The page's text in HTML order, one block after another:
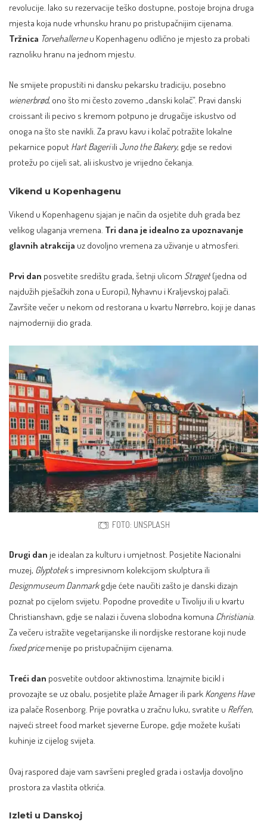
revolucije. Iako su rezervacije teško dostupne, postoje brojna druga
mjesta koja nude vrhunsku hranu po pristupačnijim cijenama.
Tržnica Torvehallerneu Kopenhagenu odlično je mjesto za probati
raznoliku hranu na jednom mjestu.
Ne smijete propustiti ni dansku pekarsku tradiciju, posebno
wienerbrød, ono što mi često zovemo „danski kolač”. Pravi danski
croissant ili pecivo s kremom potpuno je drugačije iskustvo od
onoga na što ste navikli. Za pravu kavu i kolač potražite lokalne
pekarnice poput Hart Bageriili Juno the Bakery, gdje se redovi
protežu po cijeli sat, ali iskustvo je vrijedno čekanja.
Vikend u Kopenhagenu
Vikend u Kopenhagenu sjajan je način da osjetite duh grada bez
velikog ulaganja vremena. Tri dana je idealno za upoznavanje
glavnih atrakcija uz dovoljno vremena za uživanje u atmosferi.
Prvi dan posvetite središtu grada, šetnji ulicom Strøget(jedna od
najdužih pješačkih zona u Europi), Nyhavnu i Kraljevskoj palači.
Završite večer u nekom od restorana u kvartu Nørrebro, koji je danas
najmoderniji dio grada.
FOTO: UNSPLASH
Drugi dan je idealan za kulturu i umjetnost. Posjetite Nacionalni
muzej, Glyptoteks impresivnom kolekcijom skulptura ili
Designmuseum Danmarkgdje ćete naučiti zašto je danski dizajn
poznat po cijelom svijetu. Popodne provedite u Tivoliju ili u kvartu
Christianshavn, gdje se nalazi i čuvena slobodna komuna Christiania
Za večeru istražite vegetarijanske ili nordijske restorane koji nude
fixed pricemenije po pristupačnijim cijenama.
Treći dan posvetite outdoor aktivnostima. Iznajmite bicikl i
provozajte se uz obalu, posjetite plaže Amager ili park Kongens Have
iza palače Rosenborg. Prije povratka u zračnu luku, svratite u Reffen,
najveći street food market sjeverne Europe, gdje možete kušati
kuhinje iz cijelog svijeta.
Ovaj raspored daje vam savršeni pregled grada i ostavlja dovoljno
prostora za vlastita otkrića.
Izleti u Danskoj